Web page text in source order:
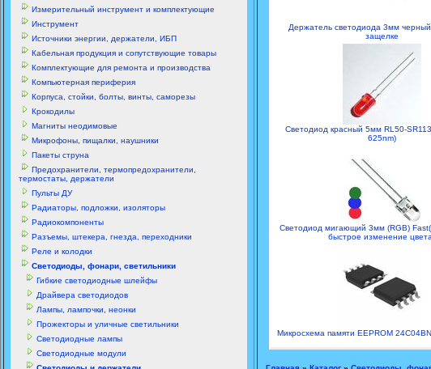
Измерительный инструмент и комплектующие
Инструмент
Источники энергии, держатели, ИБП
Кабельная продукция и сопутствующие товары
Комплектующие для ремонта и производства
Компьютерная периферия
Корпуса, стойки, болты, винты, саморезы
Крокодилы
Магниты неодимовые
Микрофоны, пищалки, наушники
Пакеты струна
Предохранители, термопредохранители,
термостаты, держатели
Пульты ДУ
Радиаторы, подложки, изоляторы
Радиокомпоненты
Разъемы, штекера, гнезда, переходники
Реле и колодки
Светодиоды, фонари, светильники
Гибкие светодиодные шлейфы
Драйвера светодиодов
Лампы, лампочки, неонки
Прожекторы и уличные светильники
Светодиодные лампы
Светодиодные модули
Держатель светодиода 3мм черный
защелке
Светодиод красный 5мм RL50-
625nm)
Светодиод мигающий 3мм (RGB)
быстрое изменение
Микросхема памяти EEPROM